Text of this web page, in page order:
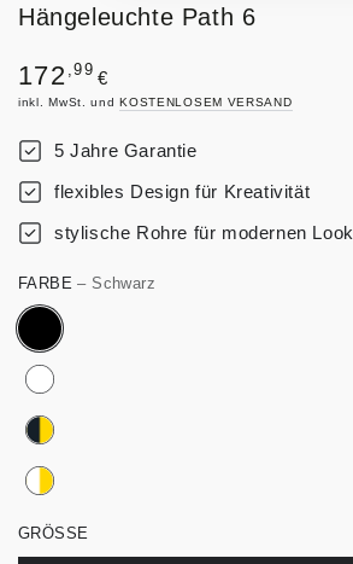
Hängeleuchte Path 6
Regulärer
Preis
172 ,99 €
inkl. MwSt. undKOSTENLOSEM VERSAND
5 Jahre Garantie
flexibles Design für Kreativität
stylische Rohre für modernen Look
FARBE– Schwarz
GRÖSSE